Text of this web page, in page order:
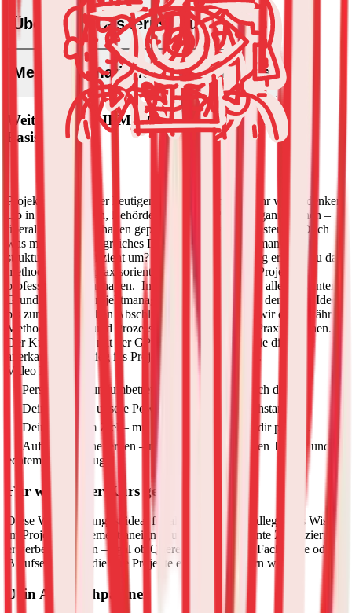
Überblick Das lernst Du
Mehr Informationen über den Kurs
Weiterbildung IPMA/GPM Projektmanagement
Basis
Projekte sind aus der heutigen Arbeitswelt nicht mehr wegzudenken.
Ob in Unternehmen, Behörden oder Non-Profit-Organisationen –
überall werden Vorhaben geplant, umgesetzt und gesteuert. Doch
was macht ein erfolgreiches Projekt aus? Wie setzt man es
strukturiert und effizient um? In dieser Weiterbildung erhältst du das
methodische und praxisorientierte Know-how, um Projekte
professionell zu managen. In diesem Kurs lernst du alle relevanten
Grundlagen des Projektmanagements kennen – von der ersten Idee
bis zum erfolgreichen Abschluss. Dabei vermitteln wir dir bewährte
Methoden, Tools und Prozesse, die dich fit für die Praxis machen.
Der Kurs schließt mit der GPM-Basisprüfung ab, die dir einen
anerkannten Einstieg ins Projektmanagement bietet.
Video laden...
Persönliche Rundumbetreuung – wir sind für dich da.
Dein Lernziel, unsere Power – gemeinsam durchstarten!
Dein Weg zum Ziel – mit Kursmodulen, die zu dir passen.
Auf Augenhöhe lernen – mit deinem persönlichen Trainer und
echtem Praxisbezug.
Für wen ist der Kurs geeignet?
Diese Weiterbildung ist ideal für alle, die sich grundlegendes Wissen
im Projektmanagement aneignen und eine anerkannte Zertifizierung
erwerben möchten – egal ob QuereinsteigerInnen, Fachkräfte oder
Berufserfahrene, die ihre Projekte effizienter steuern wollen.
Dein Ansprechpartner